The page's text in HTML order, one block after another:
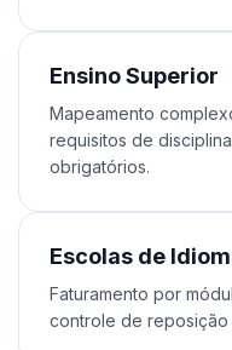
Ensino Superior
Mapeamento
requisitos de
obrigatórios.
Escolas de
Faturamento por
controle de reposição